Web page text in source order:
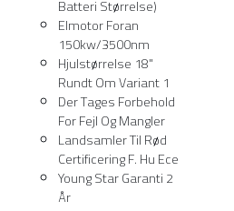
Batteri Størrelse)
Elmotor Foran
150kw/3500nm
Hjulstørrelse 18"
Rundt Om Variant 1
Der Tages Forbehold
For Fejl Og Mangler
Landsamler Til Rød
Certificering F. Hu Ece
Young Star Garanti 2
År